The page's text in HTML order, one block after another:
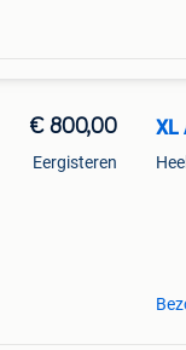
€ 800,00
Eergisteren
XL